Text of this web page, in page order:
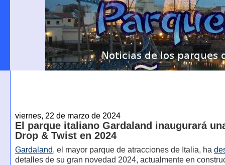
viernes, 22 de marzo de 2024
El parque italiano Gardaland inaugurará
Drop & Twist en 2024
Gardaland, el mayor parque de atracciones de Italia, ha
detalles de su gran novedad 2024, actualmente en